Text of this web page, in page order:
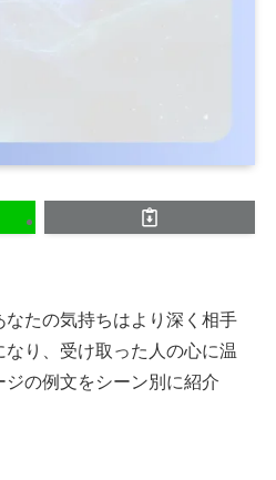
たの気持ちはより深く相手
り、受け取った人の心に温
の例文をシーン別に紹介